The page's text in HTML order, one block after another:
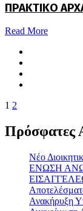
ΠΡΑΚΤΙΚΟ
Read More
1 2
Πρόσφατες
Νέο
ΕΝΩΣΗ
Ανακήρυξη